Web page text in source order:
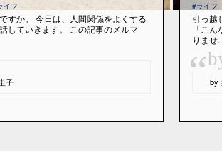
イフ
すか。 今日は、人間関係をよくする
していきます。 この記事のメルマ
子
#ライフ
引っ越
「こ
りませ
“ by